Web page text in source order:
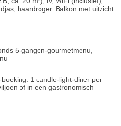
haardroger. Balkon met uitzicht
5-gangen-gourmetmenu,
1 candle-light-diner per
of in een gastronomisch